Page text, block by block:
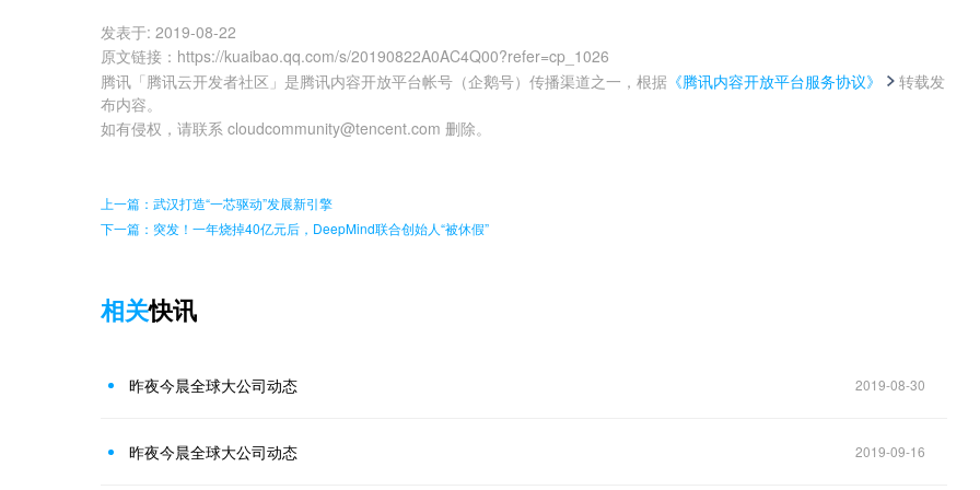
发表于: 2019-08-22
原文链接 ： https://kuaibao.qq.com/s/20190822A0AC4Q00?refer=cp_1026
腾讯「腾讯云开发者社区」是腾讯内容开放平台帐号（企鹅号）传播渠道之一，根据 《腾讯内容开放平台服务协议》
转载发
布内容。
如有侵权，请联系 cloudcommunity@tencent.com 删除。
上一篇：武汉打造“一芯驱动”发展新引擎
下一篇：突发！一年烧掉40亿元后，DeepMind联合创始人“被休假”
相关快讯
昨夜今晨全球大公司动态 2019-08-30
昨夜今晨全球大公司动态 2019-09-16